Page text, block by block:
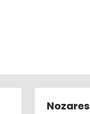
Nozares